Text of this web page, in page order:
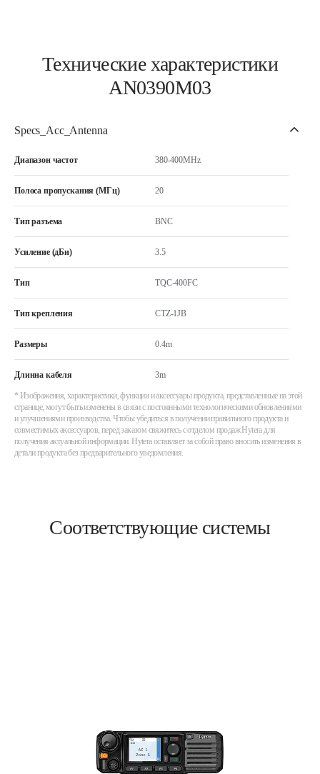
Технические характеристики
AN0390M03
Specs_Acc_Antenna
Диапазон частот 380-400MHz
Полоса пропускания (МГц) 20
Тип разъема BNC
Усиление (дБи) 3.5
Тип TQC-400FC
Тип крепления CTZ-1JB
Размеры 0.4m
Длинна кабеля 3m
* Изображения, характеристики, функции и аксессуары продукта, представленные на этой
странице, могут быть изменены в связи с постоянными технологическими обновлениями
и улучшениями производства. Чтобы убедиться в получении правильного продукта и
совместимых аксессуаров, перед заказом свяжитесь с отделом продаж Hytera для
получения актуальной информации. Hytera оставляет за собой право вносить изменения в
детали продукта без предварительного уведомления.
Соответствующие системы